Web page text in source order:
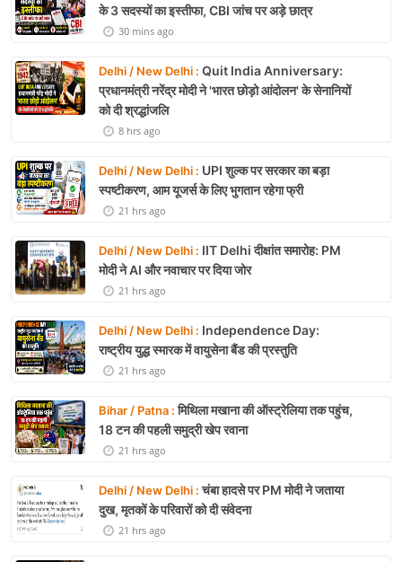
के 3 सदस्यों का इस्तीफा, CBI जांच पर अड़े छात्र
30 mins ago
Delhi / New Delhi : Quit India Anniversary:
प्रधानमंत्री नरेंद्र मोदी ने 'भारत छोड़ो आंदोलन' के सेनानियों
को दी श्रद्धांजलि
8 hrs ago
Delhi / New Delhi : UPI शुल्क पर सरकार का बड़ा
स्पष्टीकरण, आम यूजर्स के लिए भुगतान रहेगा फ्री
21 hrs ago
Delhi / New Delhi : IIT Delhi दीक्षांत समारोह: PM
मोदी ने AI और नवाचार पर दिया जोर
21 hrs ago
Delhi / New Delhi : Independence Day:
राष्ट्रीय युद्ध स्मारक में वायुसेना बैंड की प्रस्तुति
21 hrs ago
Bihar / Patna :मिथिला मखाना की ऑस्ट्रेलिया तक पहुंच,
18 टन की पहली समुद्री खेप रवाना
21 hrs ago
Delhi / New Delhi :चंबा हादसे पर PM मोदी ने जताया
दुख, मृतकों के परिवारों को दी संवेदना
21 hrs ago